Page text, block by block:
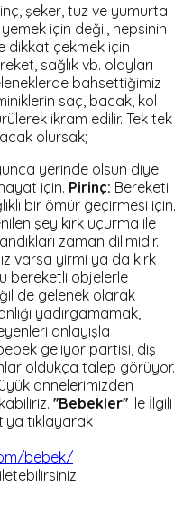
şeker, tuz ve yumurta
için değil, hepsinin
dikkat çekmek için
sağlık vb. olayları
bahsettiğimiz
saç, bacak, kol
ikram edilir. Tek tek
olursak;
yerinde olsun diye.
için. Pirinç: Bereketi
bir ömür geçirmesi için.
şey kırk uçurma ile
zaman dilimidir.
varsa yirmi ya da kırk
bereketli objelerle
de gelenek olarak
yadırgamamak,
anlayışla
geliyor partisi, diş
oldukça talep görüyor.
annelerimizden
''Bebekler'' ile İlgili
tıklayarak
bebek/